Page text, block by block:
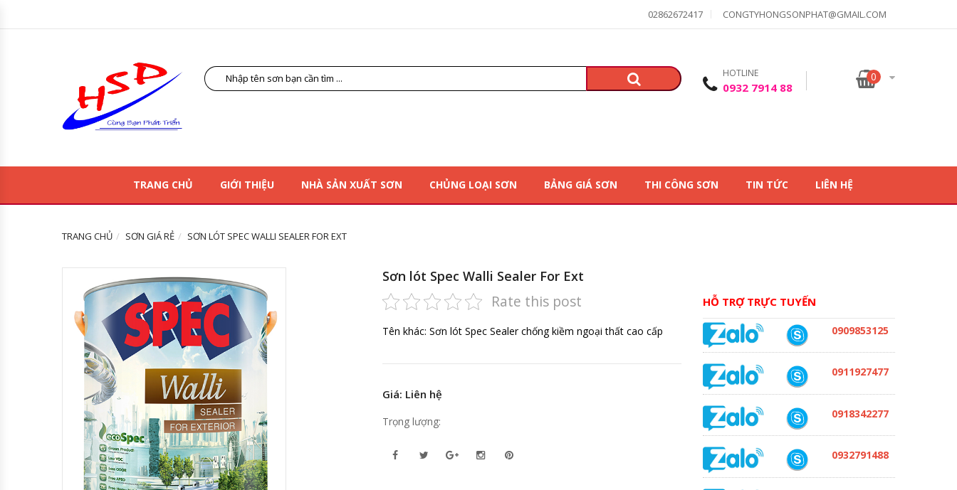
02862672417 CONGTYHONGSONPHAT@GMAIL.COM
HOTLINE
0932 7914 88
0
TRANG CHỦ GIỚI THIỆU NHÀ SẢN XUẤT SƠN CHỦNG LOẠI SƠN BẢNG GIÁ SƠN THI CÔNG SƠN TIN TỨC LIÊN HỆ
TRANG CHỦ SƠN GIÁ RẺ SƠN LÓT SPEC WALLI SEALER FOR EXT
Sơn lót Spec Walli Sealer For Ext
Rate this post
Tên khác: Sơn lót Spec Sealer chống kiềm ngoại thất cao cấp
Giá: Liên hệ
Trọng lượng:
HỖ TRỢ TRỰC TUYẾN
0909853125
0911927477
0918342277
0932791488